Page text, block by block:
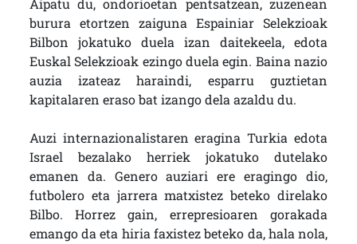
Aipatu du, ondorioetan pentsatzean, zuzenean
burura etortzen zaiguna Espainiar Selekzioak
Bilbon jokatuko duela izan daitekeela, edota
Euskal Selekzioak ezingo duela egin. Baina nazio
auzia izateaz haraindi, esparru guztietan
kapitalaren eraso bat izango dela azaldu du.
Auzi internazionalistaren eragina Turkia edota
Israel bezalako herriek jokatuko dutelako
emanen da. Genero auziari ere eragingo dio,
futbolero eta jarrera matxistez beteko direlako
Bilbo. Horrez gain, errepresioaren gorakada
emango da eta hiria faxistez beteko da, hala nola,